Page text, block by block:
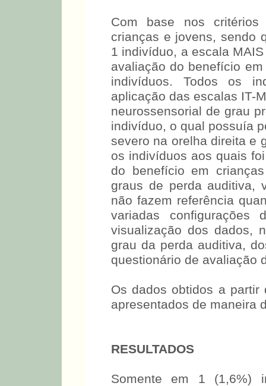
Com base nos critérios
crianças e jovens, sendo
1 indivíduo, a escala
avaliação do benefício
indivíduos. Todos os
aplicação das escalas
auditiva
exceção de um
neurossensorial de
profundo na orelha
aplicado o questionário
jovens, possuíam outros
que as autoras do
limitações na sua
perda auditiva. Para
Figura 1, estão expostos
indivíduos que
Os dados obtidos a